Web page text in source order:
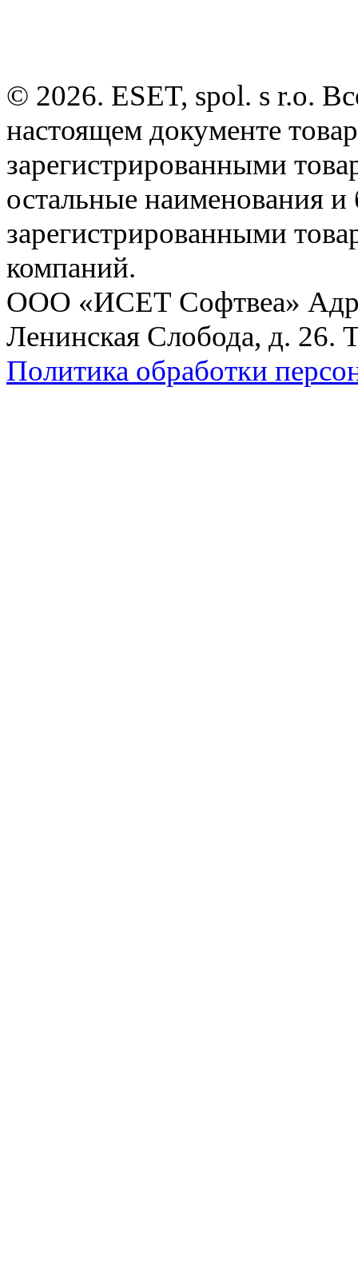
© 2026. ESET, spol. s r.o.
настоящем документе
зарегистрированными
остальные наименования
зарегистрированными
компаний.
ООО «ИСЕТ Софтвеа»
Ленинская Слобода, д. 26.
Политика обработки